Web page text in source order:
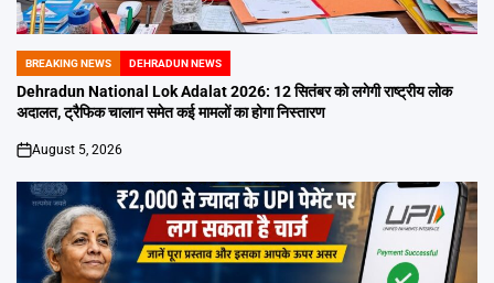
POSTED
IN
BREAKING NEWS DEHRADUN NEWS
Dehradun National Lok Adalat 2026: 12 सितंबर को लगेगी राष्ट्रीय लोक
अदालत, ट्रैफिक चालान समेत कई मामलों का होगा निस्तारण
on
August 5, 2026